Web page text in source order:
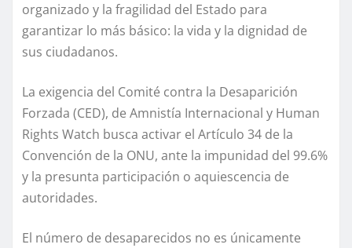
organizado y la fragilidad del Estado para
garantizar lo más básico: la vida y la dignidad de
sus ciudadanos.
La exigencia del Comité contra la Desaparición
Forzada (CED), de Amnistía Internacional y Human
Rights Watch busca activar el Artículo 34 de la
Convención de la ONU, ante la impunidad del 99.6%
y la presunta participación o aquiescencia de
autoridades.
El número de desaparecidos no es únicamente